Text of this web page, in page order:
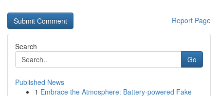
Report Page
Search
Go
Published News
1 Embrace the Atmosphere: Battery-powered Fake